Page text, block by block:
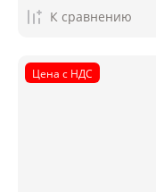
К сравнению
Цена с НДС